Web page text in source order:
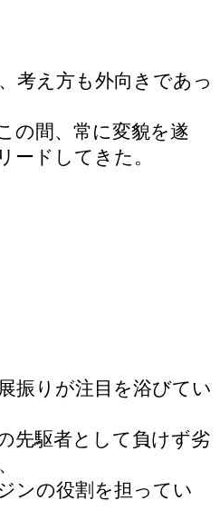
考え方も外向きであっ
の間、常に変貌を遂
ードしてきた。
振りが注目を浴びてい
先駆者として負けず劣
ンの役割を担ってい